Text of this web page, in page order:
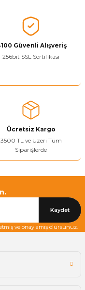
Güvenli Alışveriş
256bit SSL Sertifikası
Ücretsiz Kargo
3500 TL ve Üzeri Tüm
Siparişlerde
Kaydet
ve onaylamış olursunuz.